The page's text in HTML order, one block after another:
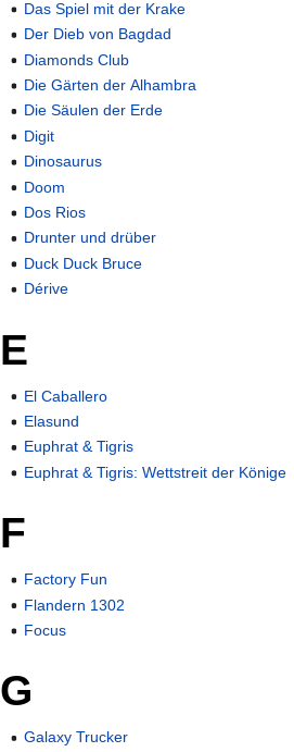
Das Spiel mit der Krake
Der Dieb von Bagdad
Diamonds Club
Die Gärten der Alhambra
Die Säulen der Erde
Digit
Dinosaurus
Doom
Dos Rios
Drunter und drüber
Duck Duck Bruce
Dérive
E
El Caballero
Elasund
Euphrat & Tigris
Euphrat & Tigris: Wettstreit der Könige
F
Factory Fun
Flandern 1302
Focus
G
Galaxy Trucker